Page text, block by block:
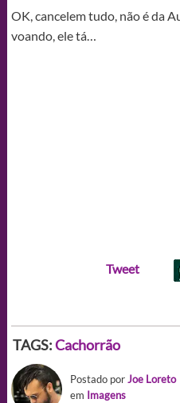
OK, cancelem tudo, não é da
voando, ele tá…
Tweet
TAGS:Cachorrão
Postado porJoe Loreto
em Imagens